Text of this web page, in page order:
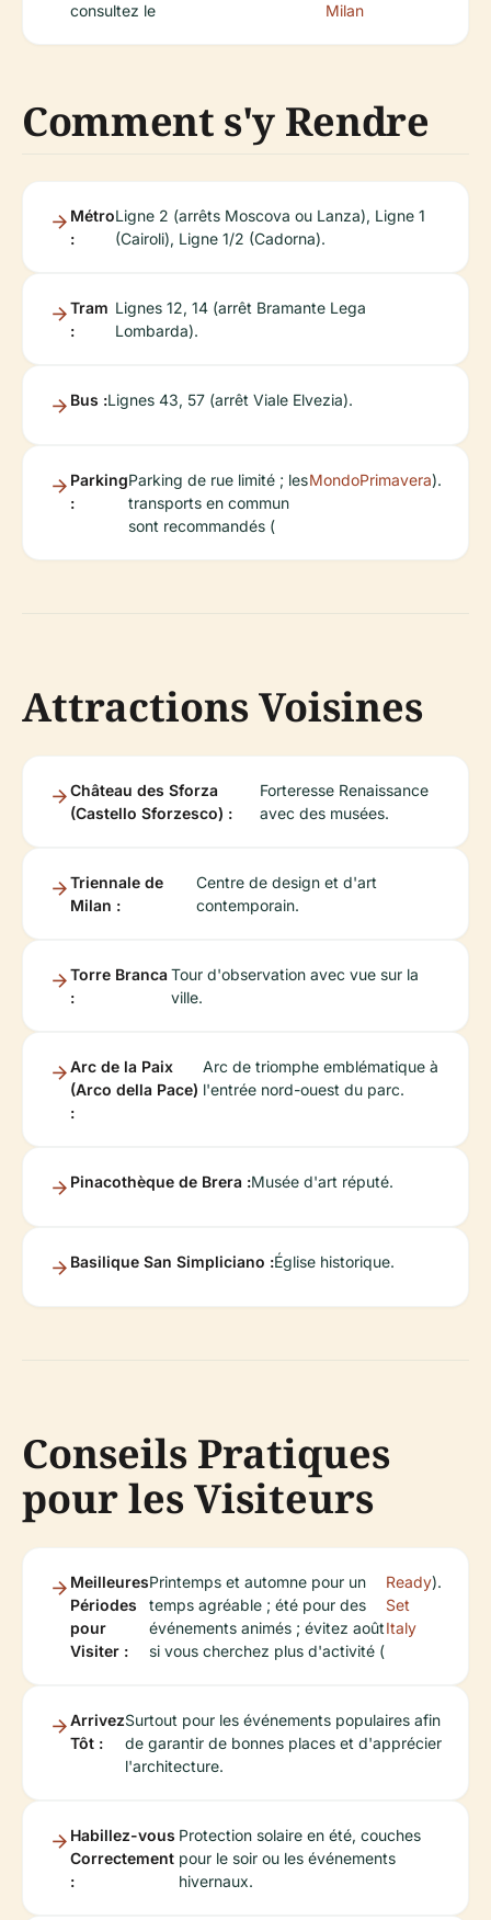
consultez le
Milan
Comment s'y Rendre
Métro
:
Ligne 2 (arrêts Moscova ou Lanza), Ligne 1
(Cairoli), Ligne 1/2 (Cadorna).
Tram
:
Lignes 12, 14 (arrêt Bramante Lega
Lombarda).
Bus :Lignes 43, 57 (arrêt Viale Elvezia).
Parking
:
Parking de rue limité ; les
transports en commun
sont recommandés (
MondoPrimavera).
Attractions Voisines
Château des Sforza
(Castello Sforzesco) :
Forteresse Renaissance
avec des musées.
Triennale de
Milan :
Centre de design et d'art
contemporain.
Torre Branca
:
Tour d'observation avec vue sur la
ville.
Arc de la Paix
(Arco della Pace)
:
Arc de triomphe emblématique à
l'entrée nord-ouest du parc.
Pinacothèque de Brera :Musée d'art réputé.
Basilique San Simpliciano :Église historique.
Conseils Pratiques
pour les Visiteurs
Meilleures
Périodes
pour
Visiter :
Printemps et automne pour un
temps agréable ; été pour des
événements animés ; évitez août
si vous cherchez plus d'activité (
Ready
Set
Italy
).
Arrivez
Tôt :
Surtout pour les événements populaires afin
de garantir de bonnes places et d'apprécier
l'architecture.
Habillez-vous
Correctement
:
Protection solaire en été, couches
pour le soir ou les événements
hivernaux.